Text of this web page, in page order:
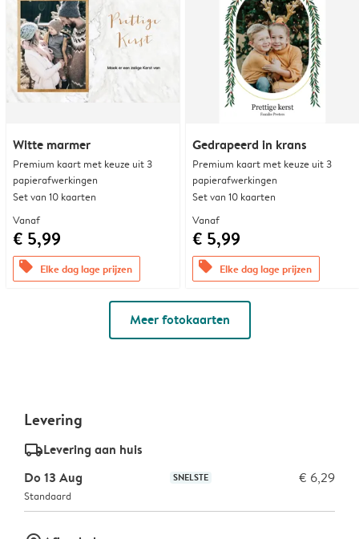
Witte marmer
Premium kaart met keuze uit 3
papierafwerkingen
Set van 10 kaarten
Vanaf
€ 5,99
offers Elke dag lage prijzen
Gedrapeerd in krans
Premium kaart met keuze uit 3
papierafwerkingen
Set van 10 kaarten
Vanaf
€ 5,99
offers Elke dag lage prijzen
Meer fotokaarten
Levering
delivery_standard_v2Levering aan huis
Do 13 Aug
SNELSTE € 6,29
Standaard